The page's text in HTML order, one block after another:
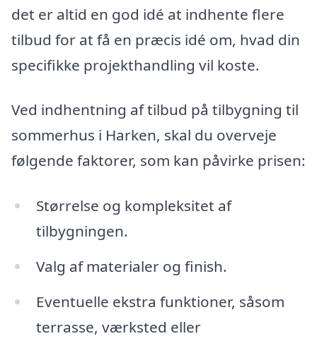
det er altid en god idé at indhente flere
tilbud for at få en præcis idé om, hvad din
specifikke projekthandling vil koste.
Ved indhentning af tilbud på tilbygning til
sommerhus i Harken, skal du overveje
følgende faktorer, som kan påvirke prisen:
Størrelse og kompleksitet af
tilbygningen.
Valg af materialer og finish.
Eventuelle ekstra funktioner, såsom
terrasse, værksted eller